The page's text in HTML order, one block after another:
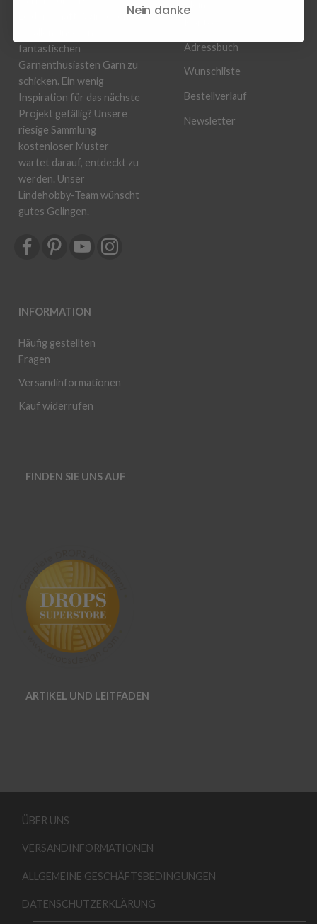
Leidenschaft! Wir lieben
fantastischen
Garnenthusiasten Garn zu
schicken. Ein wenig
Inspiration für das nächste
Projekt gefällig? Unsere
riesige Sammlung
kostenloser Muster
wartet darauf, entdeckt zu
werden. Unser
Lindehobby-Team wünscht
gutes Gelingen.
INFORMATION
Häufig gestellten
Fragen
Versandinformationen
Kauf widerrufen
Adressbuch
Wunschliste
Bestellverlauf
Newsletter
FINDEN SIE UNS AUF
ARTIKEL UND LEITFADEN
ÜBER UNS
VERSANDINFORMATIONEN
ALLGEMEINE GESCHÄFTSBEDINGUNGEN
DATENSCHUTZERKLÄRUNG
Nein danke